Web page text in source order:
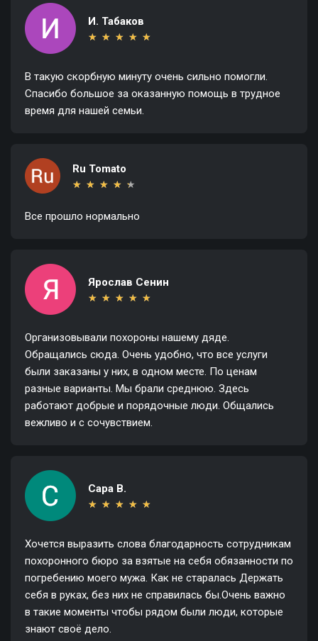
И. Табаков
★ ★ ★ ★ ★
★ ★ ★ ★ ★
В такую скорбную минуту очень сильно помогли.
Спасибо большое за оказанную помощь в трудное
время для нашей семьи.
Ru Tomato
★ ★ ★ ★ ★
★ ★ ★ ★ ★
Все прошло нормально
Ярослав Сенин
★ ★ ★ ★ ★
★ ★ ★ ★ ★
Организовывали похороны нашему дяде.
Обращались сюда. Очень удобно, что все услуги
были заказаны у них, в одном месте. По ценам
разные варианты. Мы брали среднюю. Здесь
работают добрые и порядочные люди. Общались
вежливо и с сочувствием.
Сара В.
★ ★ ★ ★ ★
★ ★ ★ ★ ★
Хочется выразить слова благодарность сотрудникам
похоронного бюро за взятые на себя обязанности по
погребению моего мужа. Как не старалась Держать
себя в руках, без них не справилась бы.Очень важно
в такие моменты чтобы рядом были люди, которые
знают своё дело.